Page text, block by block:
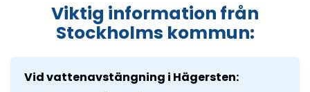
Viktig information från
Stockholms kommun:
Vid vattenavstängning i Hägersten: